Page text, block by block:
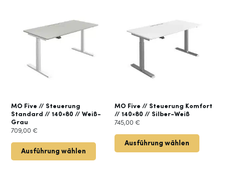
MO Five // Steuerung
Standard // 140×80 // Weiß-
Grau
709,00 €
Ausführung wählen
MO Five // Steuerung Komfort
// 140×80 // Silber-Weiß
745,00€
Ausführung wählen